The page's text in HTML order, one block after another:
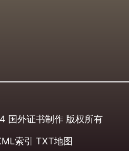
国外证书制作 版权所有
索引 TXT地图